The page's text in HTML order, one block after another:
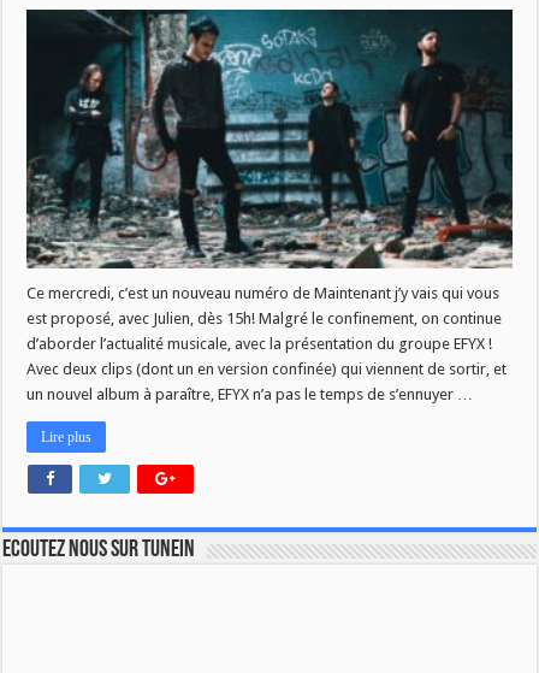
22/04
–
EFYX
Ce mercredi, c’est un nouveau numéro de Maintenant j’y vais qui vous
est proposé, avec Julien, dès 15h! Malgré le confinement, on continue
d’aborder l’actualité musicale, avec la présentation du groupe EFYX !
Avec deux clips (dont un en version confinée) qui viennent de sortir, et
un nouvel album à paraître, EFYX n’a pas le temps de s’ennuyer …
Lire plus
Ecoutez nous sur TuneIn